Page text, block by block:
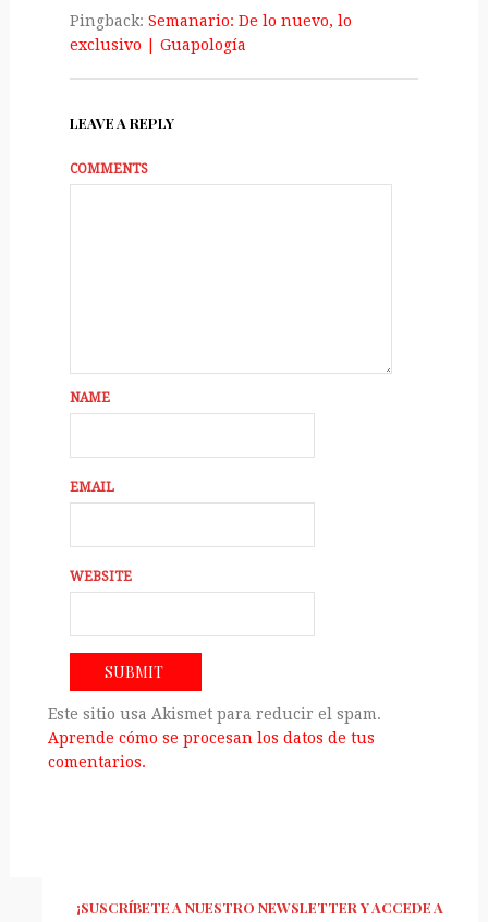
Pingback: Semanario: De lo nuevo, lo
exclusivo | Guapologí­a
LEAVE A REPLY
COMMENTS
NAME
EMAIL
WEBSITE
Este sitio usa Akismet para reducir el spam.
Aprende cómo se procesan los datos de tus
comentarios.
¡SUSCRÍBETE A NUESTRO NEWSLETTER Y ACCEDE A